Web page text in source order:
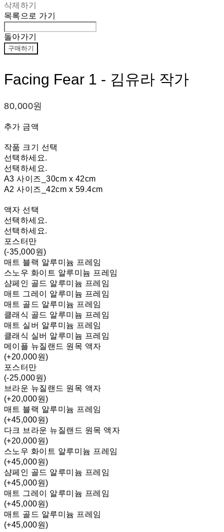
삭제하기
목록으로 가기
돌아가기
구매하기
Facing Fear 1 - 김유라 작가
80,000원
추가 금액
작품 크기 선택
선택하세요.
선택하세요.
A3 사이즈_30cm x 42cm
A2 사이즈_42cm x 59.4cm
액자 선택
선택하세요.
선택하세요.
포스터만
(-35,000원)
매트 블랙 알루미늄 프레임
스노우 화이트 알루미늄 프레임
샴페인 골드 알루미늄 프레임
매트 그레이 알루미늄 프레임
매트 골드 알루미늄 프레임
클래식 골드 알루미늄 프레임
매트 실버 알루미늄 프레임
클래식 실버 알루미늄 프레임
메이플 뉴질랜드 원목 액자
(+20,000원)
포스터만
(-25,000원)
브라운 뉴질랜드 원목 액자
(+20,000원)
매트 블랙 알루미늄 프레임
(+45,000원)
다크 브라운 뉴질랜드 원목 액자
(+20,000원)
스노우 화이트 알루미늄 프레임
(+45,000원)
샴페인 골드 알루미늄 프레임
(+45,000원)
매트 그레이 알루미늄 프레임
(+45,000원)
매트 골드 알루미늄 프레임
(+45,000원)